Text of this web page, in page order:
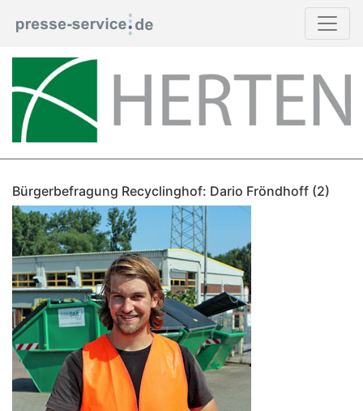
Bürgerbefragung Recyclinghof: Dario Fröndhoff (2)